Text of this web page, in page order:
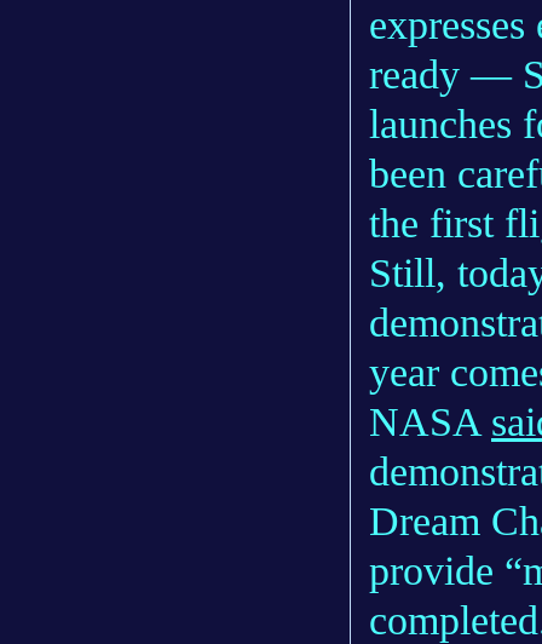
ready —
launches
been
the first
Still,
year
NASA
Dream
provide